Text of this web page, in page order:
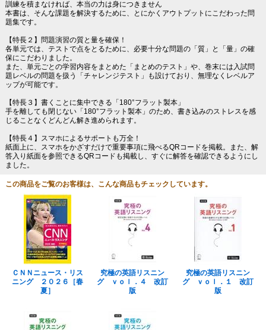
訓練を積まなければ、本当の力は身につきません
本書は、そんな課題を解決するために、とにかくアウトプットにこだわった問
題集です。
【特長２】問題演習の質と量を確保！
各単元では、テストで点をとるために、必要十分な問題の「質」と「量」の確
保にこだわりました。
また、単元ごとの学習内容をまとめた「まとめのテスト」や、巻末には入試問
題レベルの問題を扱う「チャレンジテスト」も設けており、無理なくレベルア
ップが可能です。
【特長３】書くことに集中できる「180°フラット製本」
手を離しても閉じない「180°フラット製本」のため、書き込みのストレスを感
じることなくどんどん解き進められます。
【特長４】スマホによるサポートも万全！
紙面上に、スマホをかざすだけで重要事項に飛べるQRコードを掲載。また、解
答入り紙面を参照できるQRコードも掲載し、すぐに解答を確認できるようにし
ました。
この商品をご覧のお客様は、こんな商品もチェックしています。
ＣＮＮニュース・リス
ニング ２０２６［春
夏］
究極の英語リスニン
グ ｖｏｌ．４ 改訂
版
究極の英語リスニン
グ ｖｏｌ．１ 改訂
版